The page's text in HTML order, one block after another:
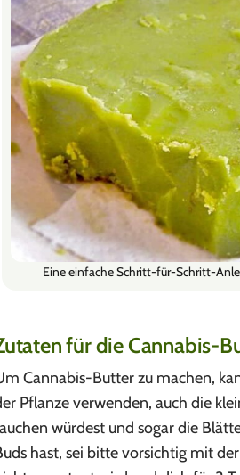
Eine einfache Schritt-für-Schritt-
für die Cannabis-
Cannabis-Butter zu machen,
Pflanze verwenden, auch die
würdest und sogar die
hast, sei bitte vorsichtig mit